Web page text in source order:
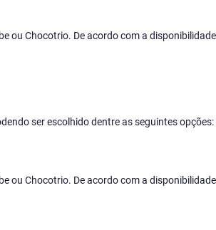
ou Chocotrio. De acordo com a
ser escolhido dentre as seguintes
ou Chocotrio. De acordo com a